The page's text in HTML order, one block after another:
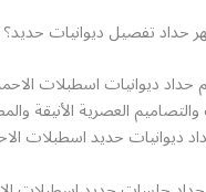
حداد تفصيل ديوانيات حديد؟
حداد ديوانيات اسطبلات
العصرية الأنيقة
ديوانيات حديد اسطبلات